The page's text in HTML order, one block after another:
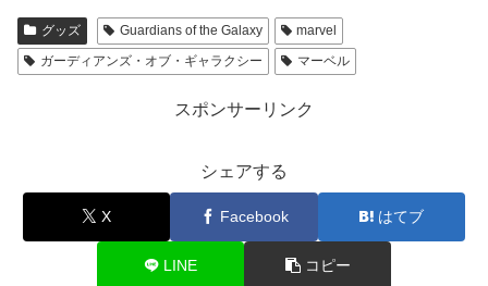
グッズ Guardians of the Galaxy
marvel
ガーディアンズ・オブ・ギャラクシー
マーベル
スポンサーリンク
シェアする
X Facebook はてブ
LINE コピー